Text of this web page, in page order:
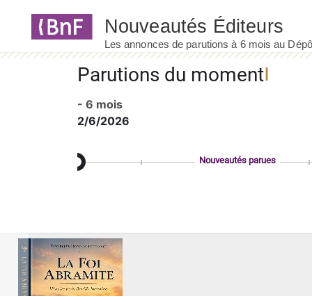
Parutions du moment
- 6 mois
2/6/2026
Nouveautés parues